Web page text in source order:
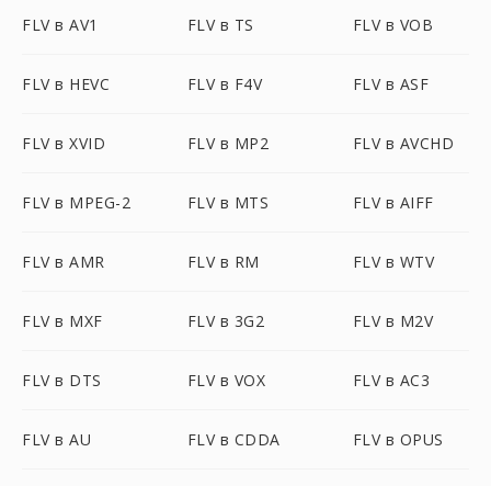
FLV в AV1 FLV в TS FLV в VOB
FLV в HEVC FLV в F4V FLV в ASF
FLV в XVID FLV в MP2 FLV в AVCHD
FLV в MPEG-2 FLV в MTS FLV в AIFF
FLV в AMR FLV в RM FLV в WTV
FLV в MXF FLV в 3G2 FLV в M2V
FLV в DTS FLV в VOX FLV в AC3
FLV в AU FLV в CDDA FLV в OPUS